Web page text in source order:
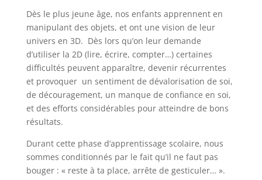
Dès le plus jeune âge, nos enfants apprennent en
manipulant des objets, et ont une vision de leur
univers en 3D. Dès lors qu’on leur demande
d’utiliser la 2D (lire, écrire, compter…) certaines
difficultés peuvent apparaître, devenir récurrentes
et provoquer un sentiment de dévalorisation de soi,
de découragement, un manque de confiance en soi,
et des efforts considérables pour atteindre de bons
résultats.
Durant cette phase d’apprentissage scolaire, nous
sommes conditionnés par le fait qu’il ne faut pas
bouger : « reste à ta place, arrête de gesticuler… ».